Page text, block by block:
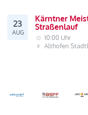
23
AUG
Kärntner
Straßenlauf
10:00 Uhr
Althofen